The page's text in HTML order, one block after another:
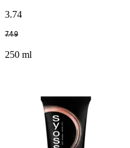
3.74
7.49
250 ml